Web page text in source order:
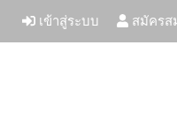
เข้าสู่ระบบ สมัครส